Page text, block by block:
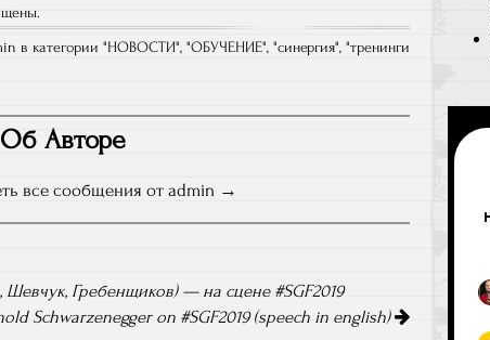
в категории "НОВОСТИ", "ОБУЧЕНИЕ", "синергия", "тренинги
Об Авторе
все сообщения от admin
Шевчук, Гребенщиков) — на сцене #SGF2019
Schwarzenegger on #SGF2019 (speech in english)